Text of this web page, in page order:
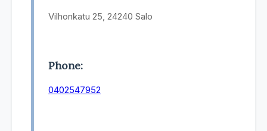
Vilhonkatu 25, 24240 Salo
Phone:
0402547952